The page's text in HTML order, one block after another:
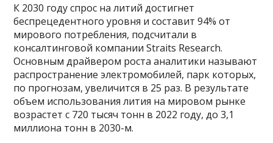
К 2030 году спрос на литий достигнет
беспрецедентного уровня и составит 94% от
мирового потребления, подсчитали в
консалтинговой компании Straits Research.
Основным драйвером роста аналитики называют
распространение электромобилей, парк которых,
по прогнозам, увеличится в 25 раз. В результате
объем использования лития на мировом рынке
возрастет с 720 тысяч тонн в 2022 году, до 3,1
миллиона тонн в 2030-м.